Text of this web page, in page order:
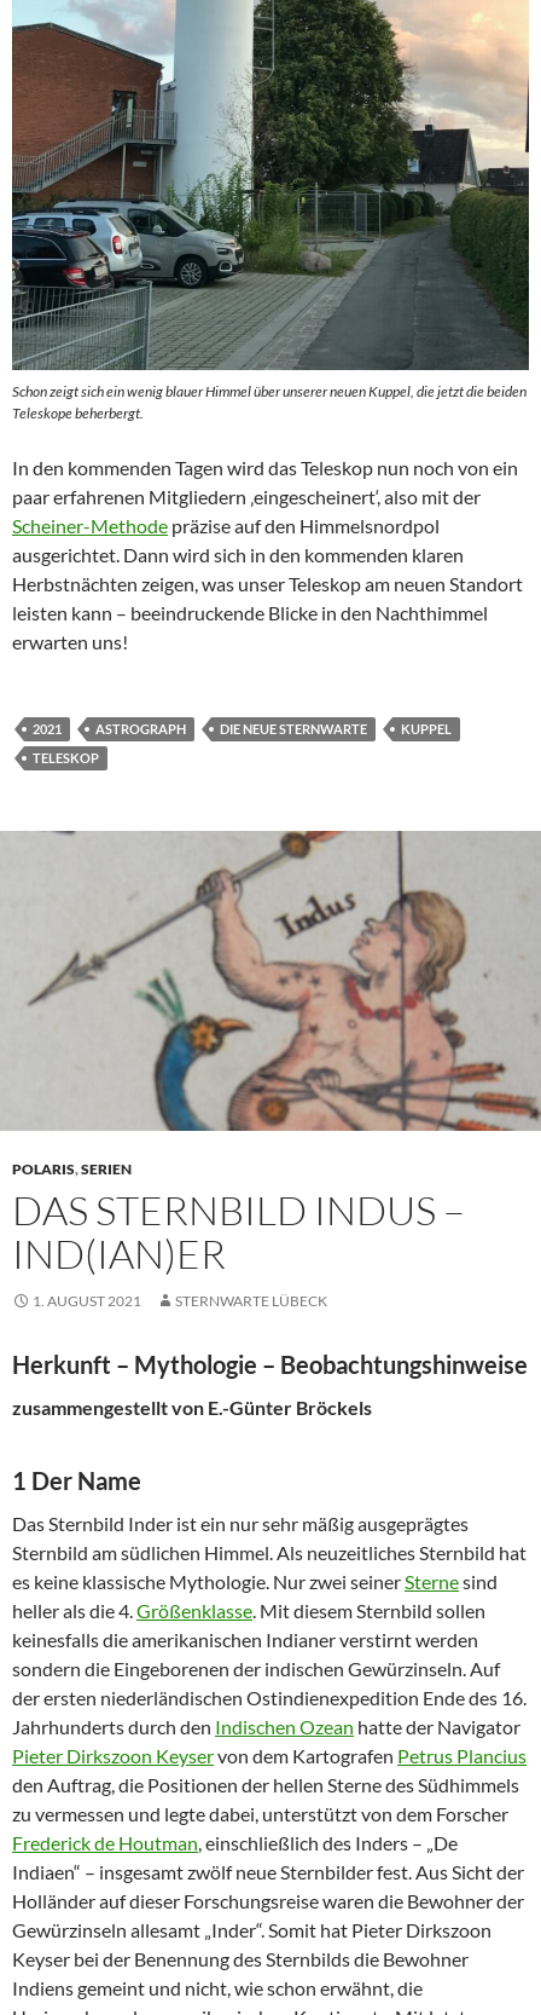
Schon zeigt sich ein wenig blauer Himmel über unserer neuen Kuppel, die jetzt die beiden
Teleskope beherbergt.
In den kommenden Tagen wird das Teleskop nun noch von ein
paar erfahrenen Mitgliedern ‚eingescheinert‘, also mit der
Scheiner-Methode präzise auf den Himmelsnordpol
ausgerichtet. Dann wird sich in den kommenden klaren
Herbstnächten zeigen, was unser Teleskop am neuen Standort
leisten kann – beeindruckende Blicke in den Nachthimmel
erwarten uns!
2021 ASTROGRAPH DIE NEUE STERNWARTE
KUPPEL
TELESKOP
POLARIS,SERIEN
DAS STERNBILD INDUS –
IND(IAN)ER
1. AUGUST 2021 STERNWARTE LÜBECK
Herkunft – Mythologie – Beobachtungshinweise
zusammengestellt von E.-Günter Bröckels
1 Der Name
Das Sternbild Inder ist ein nur sehr mäßig ausgeprägtes
Sternbild am südlichen Himmel. Als neuzeitliches Sternbild hat
es keine klassische Mythologie. Nur zwei seinerSternesind
heller als die 4.Größenklasse. Mit diesem Sternbild sollen
keinesfalls die amerikanischen Indianer verstirnt werden
sondern die Eingeborenen der indischen Gewürzinseln. Auf
der ersten niederländischen Ostindienexpedition Ende des 16.
Jahrhunderts durch den Indischen Ozean hatte der Navigator
Pieter Dirkszoon Keyservon dem Kartografen Petrus Plancius
den Auftrag, die Positionen der hellen Sterne des Südhimmels
zu vermessen und legte dabei, unterstützt von dem Forscher
Frederick de Houtman, einschließlich des Inders – „De
Indiaen“ – insgesamt zwölf neue Sternbilder fest. Aus Sicht der
Holländer auf dieser Forschungsreise waren die Bewohner der
Gewürzinseln allesamt „Inder“. Somit hat Pieter Dirkszoon
Keyser bei der Benennung des Sternbilds die Bewohner
Indiens gemeint und nicht, wie schon erwähnt, die